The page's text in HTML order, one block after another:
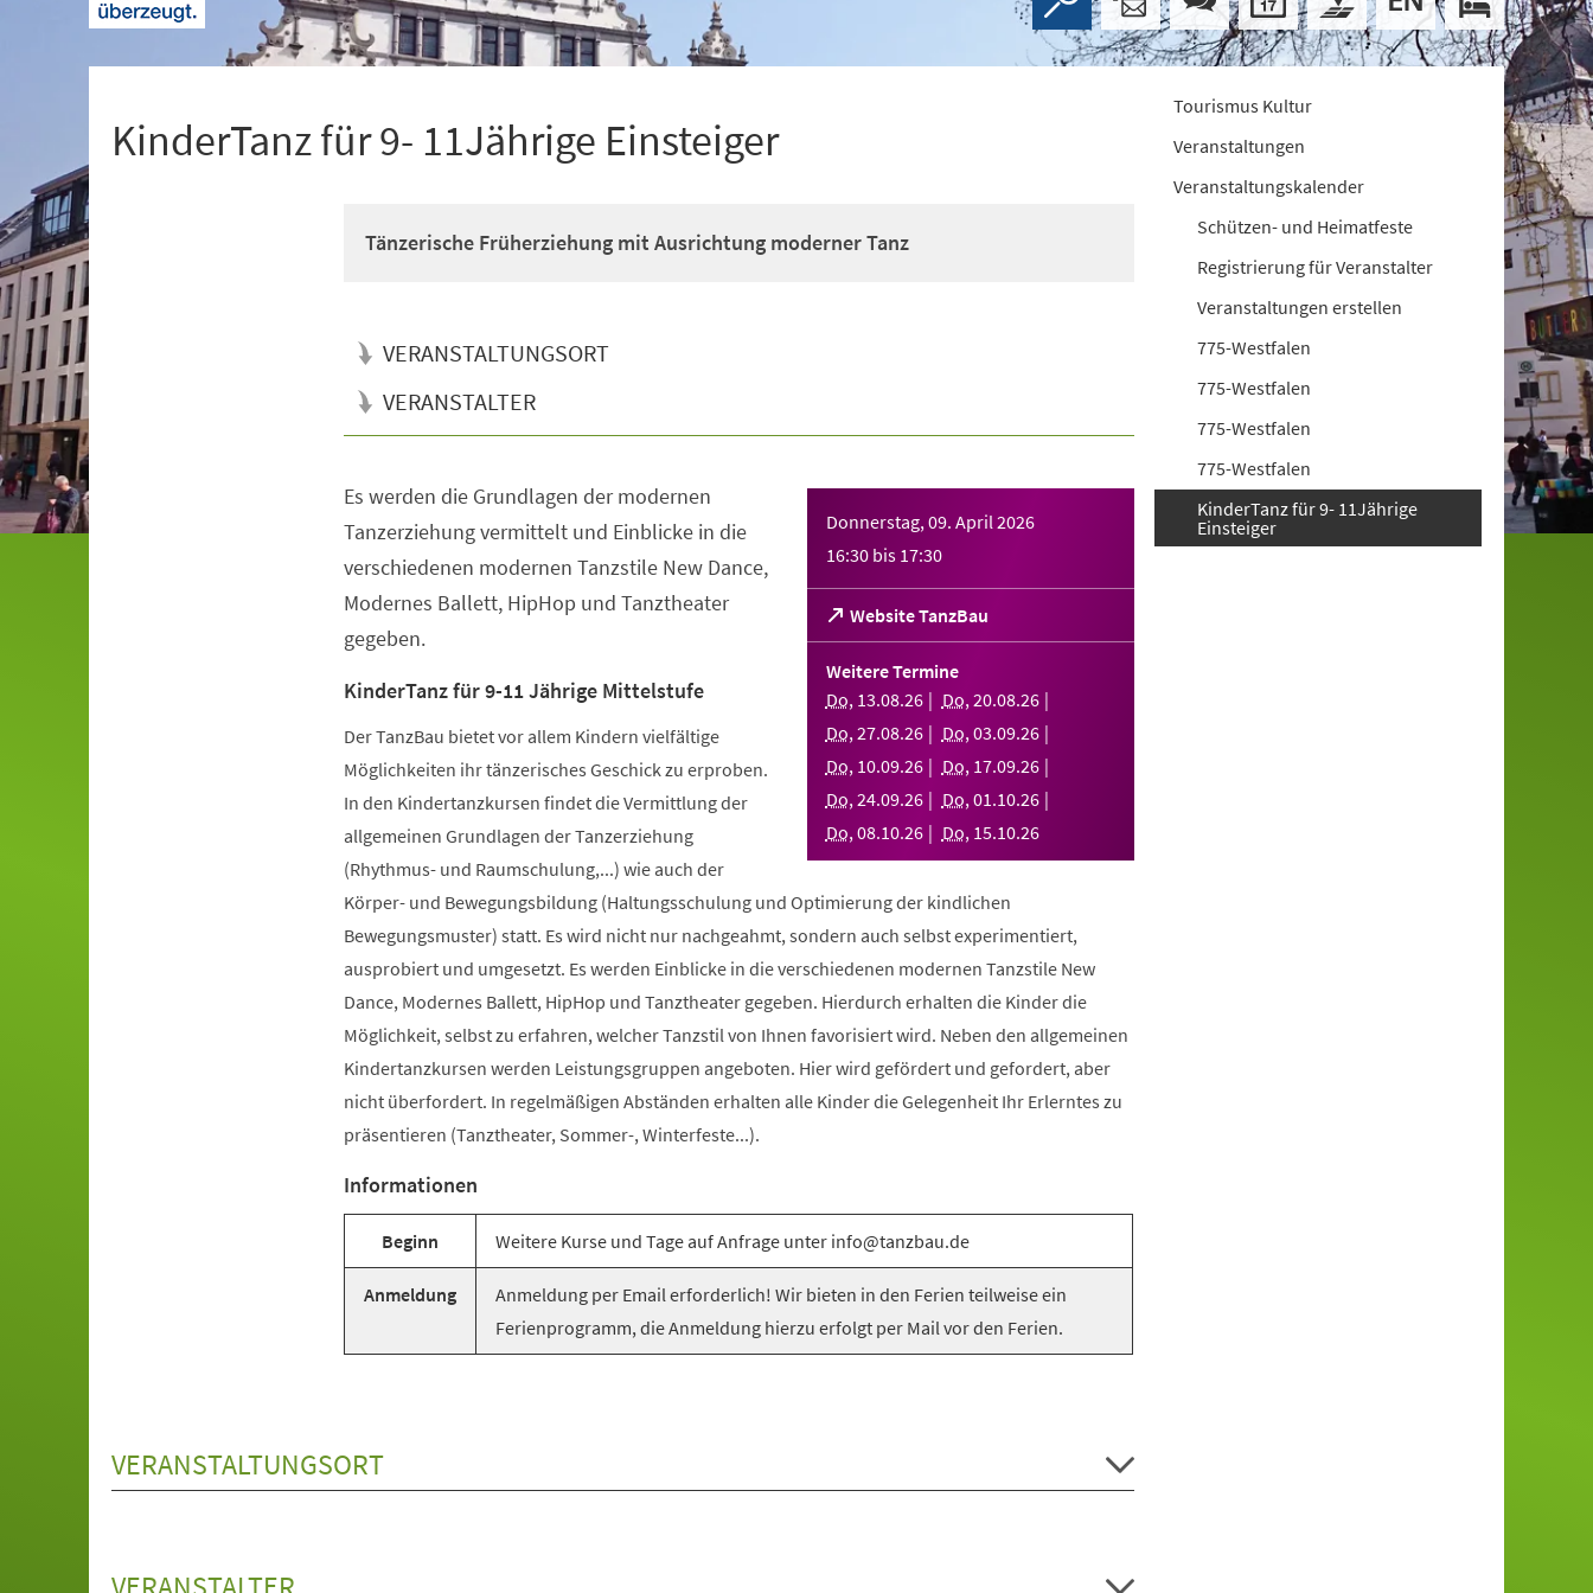
KinderTanz für 9- 11Jährige Einsteiger
Tänzerische Früherziehung mit Ausrichtung moderner Tanz
VERANSTALTUNGSORT
VERANSTALTER
Donnerstag, 09. April 2026
16:30 bis 17:30
Website TanzBau
(Öffnet
in
einem
Tab)
Weitere Termine
Do, 13.08.26 Do,20.08.26
Do,27.08.26 Do,03.09.26
Do, 10.09.26 Do, 17.09.26
Do,24.09.26 Do,01.10.26
Do,08.10.26 Do, 15.10.26
Es werden die Grundlagen der modernen
Tanzerziehung vermittelt und Einblicke in die
verschiedenen modernen Tanzstile New Dance,
Modernes Ballett, HipHop und Tanztheater
gegeben.
KinderTanz für 9-11 Jährige Mittelstufe
Der TanzBau bietet vor allem Kindern vielfältige
Möglichkeiten ihr tänzerisches Geschick zu erproben.
In den Kindertanzkursen findet die Vermittlung der
allgemeinen Grundlagen der Tanzerziehung
(Rhythmus- und Raumschulung,...) wie auch der
Körper- und Bewegungsbildung (Haltungsschulung und Optimierung der kindlichen
Bewegungsmuster) statt. Es wird nicht nur nachgeahmt, sondern auch selbst experimentiert,
ausprobiert und umgesetzt. Es werden Einblicke in die verschiedenen modernen Tanzstile New
Dance, Modernes Ballett, HipHop und Tanztheater gegeben. Hierdurch erhalten die Kinder die
Möglichkeit, selbst zu erfahren, welcher Tanzstil von Ihnen favorisiert wird. Neben den allgemeinen
Kindertanzkursen werden Leistungsgruppen angeboten. Hier wird gefördert und gefordert, aber
nicht überfordert. In regelmäßigen Abständen erhalten alle Kinder die Gelegenheit Ihr Erlerntes zu
präsentieren (Tanztheater, Sommer-, Winterfeste...).
Informationen
Beginn Weitere Kurse und Tage auf Anfrage unter info@tanzbau.de
Anmeldung
Anmeldung per Email erforderlich! Wir bieten in den Ferien teilweise ein
Ferienprogramm, die Anmeldung hierzu erfolgt per Mail vor den Ferien.
VERANSTALTUNGSORT
Tourismus Kultur
Veranstaltungen
Veranstaltungskalender
Schützen- und Heimatfeste
Registrierung für Veranstalter
Veranstaltungen erstellen
775-Westfalen
775-Westfalen
775-Westfalen
775-Westfalen
KinderTanz für 9- 11Jährige
Einsteiger